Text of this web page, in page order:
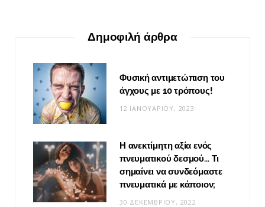
Δημοφιλή άρθρα
Φυσική αντιμετώπιση του
άγχους με 10 τρόπους!
12 ΙΑΝΟΥΑΡΊΟΥ, 2023
Η ανεκτίμητη αξία ενός
πνευματικού δεσμού… Τι
σημαίνει να συνδεόμαστε
πνευματικά με κάποιον;
30 ΔΕΚΕΜΒΡΊΟΥ, 2022